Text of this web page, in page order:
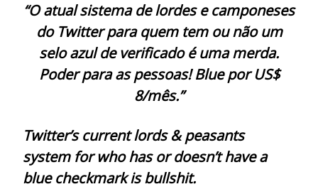
“O atual sistema de lordes e camponeses
do Twitter para quem tem ou não um
selo azul de verificado é uma merda.
Poder para as pessoas! Blue por US$
8/mês.”
Twitter’s current lords & peasants
system for who has or doesn’t have a
blue checkmark is bullshit.